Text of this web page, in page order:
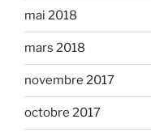
mai 2018
mars 2018
novembre 2017
octobre 2017